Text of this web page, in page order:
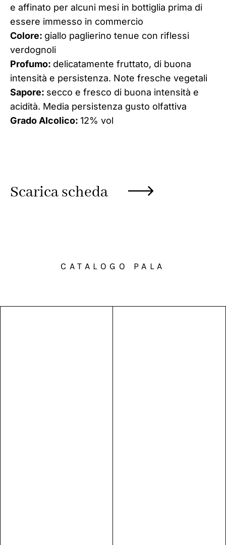
e affinato per alcuni mesi in bottiglia prima di
essere immesso in commercio
Colore: giallo paglierino tenue con riflessi
verdognoli
Profumo: delicatamente fruttato, di buona
intensità e persistenza. Note fresche vegetali
Sapore: secco e fresco di buona intensità e
acidità. Media persistenza gusto olfattiva
Grado Alcolico: 12% vol
Scarica scheda
CATALOGO PALA